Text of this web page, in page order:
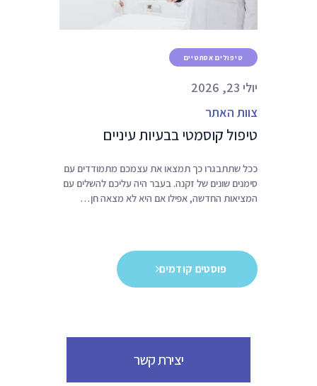
טיפולים אסתטיים
יולי 23, 2026
צוות האתר
טיפול קוסמטי בבעיות עיניים
ככל שתתבגרו כך תמצאו את עצמכם מתמודדים עם
סימנים שונים של זקנה. בעבר היה עליכם להשלים עם
המציאות החדשה, אפילו אם היא לא מצאה חן…
פוסטים קודמים
יצירת קשר